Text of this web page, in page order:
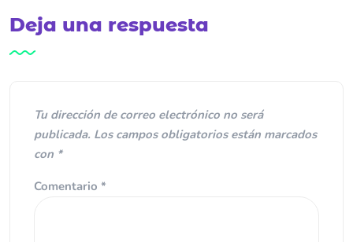
Deja una respuesta
Tu dirección de correo electrónico no será
publicada. Los campos obligatorios están marcados
con *
Comentario *